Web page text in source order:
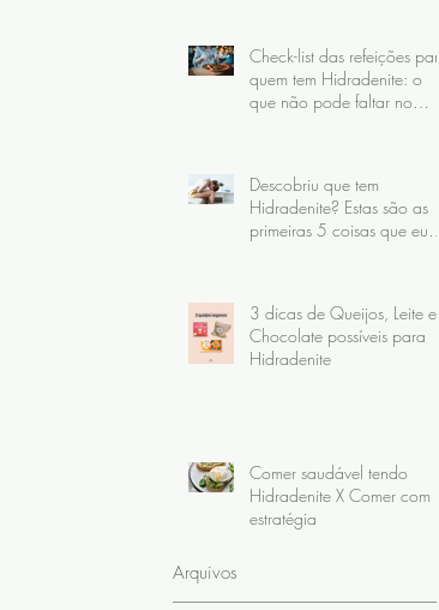
Check-list das refeições para
quem tem Hidradenite: o
que não pode faltar no
Descobriu que tem
Hidradenite? Estas são as
primeiras 5 coisas que eu
3 dicas de Queijos, Leite e
Chocolate possíveis para
Hidradenite
Comer saudável tendo
Hidradenite X Comer com
estratégia
Arquivos